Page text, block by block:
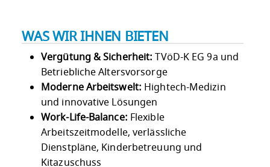
WAS WIR IHNEN BIETEN
Vergütung & Sicherheit: TVöD-K EG 9a und
Betriebliche Altersvorsorge
Moderne Arbeitswelt: Hightech-Medizin
und innovative Lösungen
Work-Life-Balance: Flexible
Arbeitszeitmodelle, verlässliche
Dienstpläne, Kinderbetreuung und
Kitazuschuss